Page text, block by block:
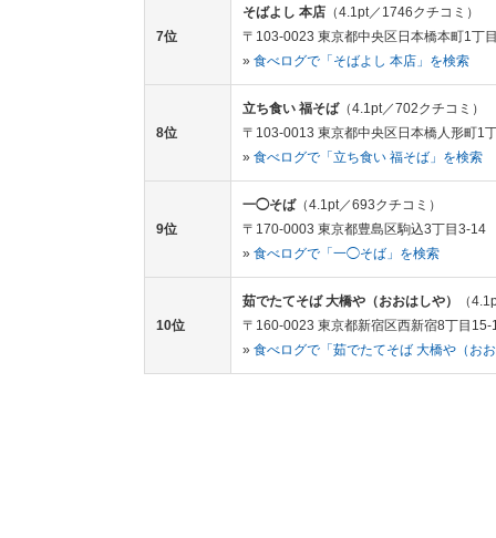
7位
そばよし 本店 （4.1pt／1746クチコミ）
〒103-0023 東京都中央区日本橋本町1丁
» 食べログで「そばよし 本店」を検索
8位
立ち食い 福そば（4.1pt／702クチコミ）
〒103-0013 東京都中央区日本橋人形町1
» 食べログで「立ち食い 福そば」を検索
9位
一◯そば（4.1pt／693クチコミ）
〒170-0003 東京都豊島区駒込3丁目3-14
» 食べログで「一◯そば」を検索
10位
茹でたてそば 大橋や（おおはしや）
（
〒160-0023 東京都新宿区西新宿8丁目15-
» 食べログで「茹でたてそば 大橋や（お